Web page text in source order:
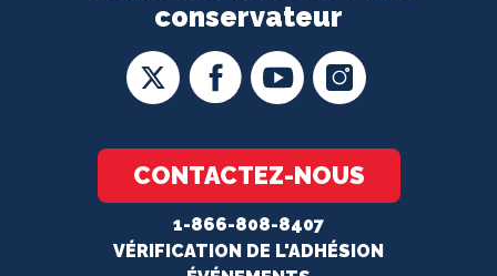
conservateur
CONTACTEZ-NOUS
1-866-808-8407
VÉRIFICATION DE L'ADHÉSION